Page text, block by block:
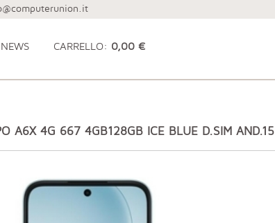
NEWS CARRELLO: 0,00 €
A6X 4G 667 4GB128GB ICE BLUE D.SIM AND.15